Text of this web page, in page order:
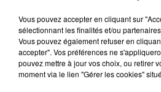
TITRES DIFFUSÉS
17h58
17h58
Vous pouvez accepter en cliquant sur
sélectionnant les finalités et/ou
Vous pouvez également refuser en
accepter". Vos préférences ne
pouvez mettre à jour vos choix, ou retirer
moment via le lien "Gérer les cookies"